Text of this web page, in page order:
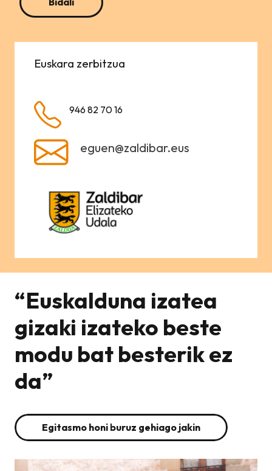
Euskara zerbitzua
946 82 70 16
eguen@zaldibar.eus
“Euskalduna izatea
gizaki izateko beste
modu bat besterik ez
da”
Egitasmo honi buruz gehiago jakin